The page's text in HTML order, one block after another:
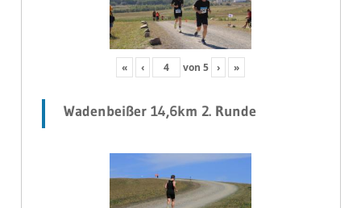
« ‹ von 5 › »
Wadenbeißer 14,6km 2. Runde